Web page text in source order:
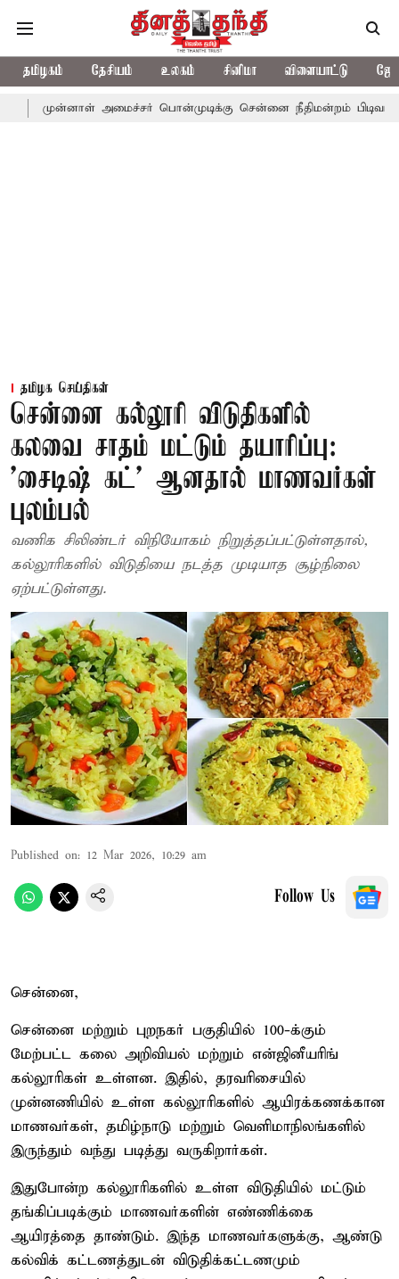
தமிழகம் தேசியம் உலகம் சினிமா விளையாட்டு
அமைச்சர் பொன்முடிக்கு சென்னை நீதிமன்றம் பிடிவாராண்ட்
தமிழக செய்திகள்
சென்னை கல்லூரி விடுதிகளில்
கலவை சாதம் மட்டும் தயாரிப்பு:
'சைடிஷ் கட்' ஆனதால் மாணவர்கள்
புலம்பல்
வணிக சிலிண்டர் விநியோகம் நிறுத்தப்பட்டுள்ளதால்,
கல்லூரிகளில் விடுதியை நடத்த முடியாத சூழ்நிலை
ஏற்பட்டுள்ளது.
Published on: 12 Mar 2026, 10:29 am
Follow Us
சென்னை,
சென்னை மற்றும் புறநகர் பகுதியில் 100-க்கும்
மேற்பட்ட கலை அறிவியல் மற்றும் என்ஜினீயரிங்
கல்லூரிகள் உள்ளன. இதில், தரவரிசையில்
முன்னணியில் உள்ள கல்லூரிகளில் ஆயிரக்கணக்கான
மாணவர்கள், தமிழ்நாடு மற்றும் வெளிமாநிலங்களில்
இருந்தும் வந்து படித்து வருகிறார்கள்.
இதுபோன்ற கல்லூரிகளில் உள்ள விடுதியில் மட்டும்
தங்கிப்படிக்கும் மாணவர்களின் எண்ணிக்கை
ஆயிரத்தை தாண்டும். இந்த மாணவர்களுக்கு, ஆண்டு
கல்விக் கட்டணத்துடன் விடுதிக்கட்டணமும்